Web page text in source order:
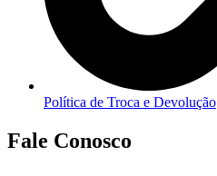
Política de Troca e Devolução
Fale Conosco